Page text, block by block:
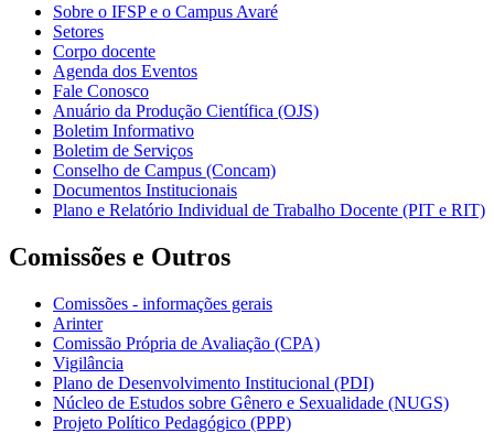
Sobre o IFSP e o Campus Avaré
Setores
Corpo docente
Agenda dos Eventos
Fale Conosco
Anuário da Produção Científica (OJS)
Boletim Informativo
Boletim de Serviços
Conselho de Campus (Concam)
Documentos Institucionais
Plano e Relatório Individual de Trabalho Docente (PIT e RIT)
Comissões e Outros
Comissões - informações gerais
Arinter
Comissão Própria de Avaliação (CPA)
Vigilância
Plano de Desenvolvimento Institucional (PDI)
Núcleo de Estudos sobre Gênero e Sexualidade (NUGS)
Projeto Político Pedagógico (PPP)